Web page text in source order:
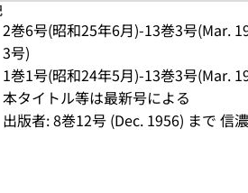
2巻6号(昭和25年6月)-13巻3号(Mar.
3号)
1巻1号(昭和24年5月)-13巻3号(Mar.
本タイトル等は最新号による
出版者: 8巻12号 (Dec. 1956) まで 信